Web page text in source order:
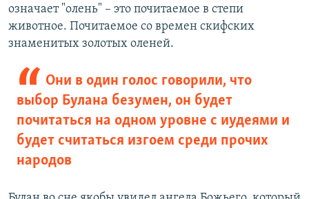
означает "олень" – это почитаемое в степи
животное. Почитаемое со времен скифских
знаменитых золотых оленей.
Они в один голос говорили, что
выбор Булана безумен, он будет
почитаться на одном уровне с иудеями и
будет считаться изгоем среди прочих
народов